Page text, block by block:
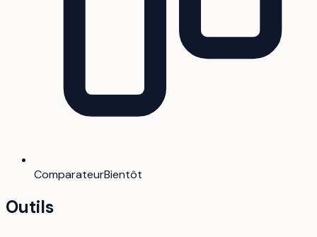
ComparateurBientôt
Outils